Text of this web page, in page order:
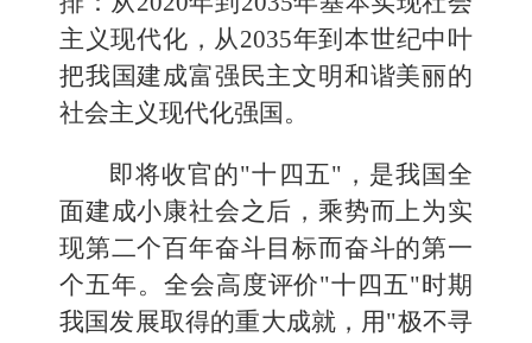
主义现代化，从2035年到本世纪中叶
把我国建成富强民主文明和谐美丽的
社会主义现代化强国。
即将收官的"十四五"，是我国全
面建成小康社会之后，乘势而上为实
现第二个百年奋斗目标而奋斗的第一
个五年。全会高度评价"十四五"时期
我国发展取得的重大成就，用"极不寻